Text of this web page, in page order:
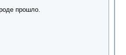
прошло.